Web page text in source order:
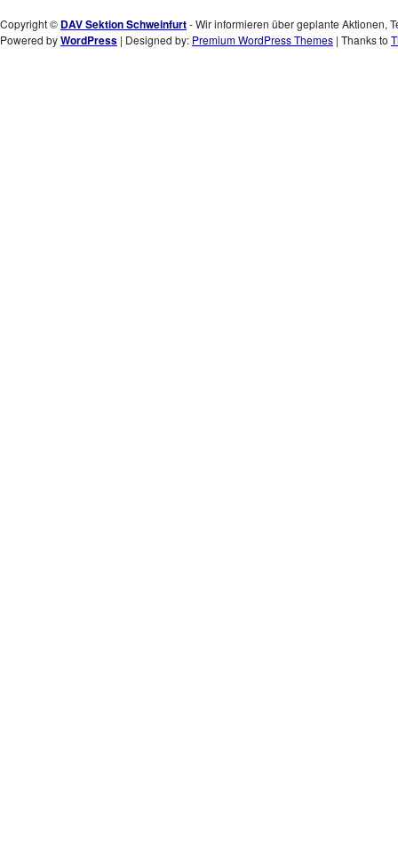
Copyright © DAV Sektion Schweinfurt- Wir informieren über geplante Aktionen,
Powered byWordPress | Designed by: Premium WordPress Themes | Thanks to